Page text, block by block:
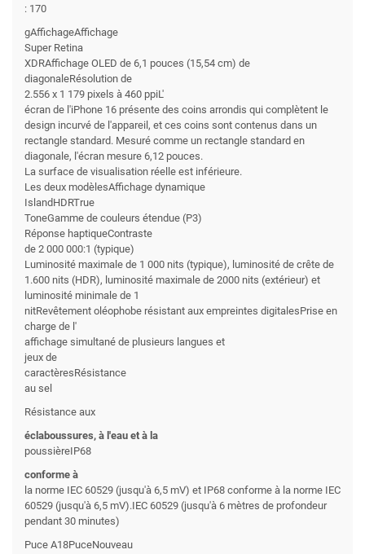
: 170
gAffichageAffichage
Super Retina
XDRAffichage OLED de 6,1 pouces (15,54 cm) de
diagonaleRésolution de
2.556 x 1 179 pixels à 460 ppiL'
écran de l'iPhone 16 présente des coins arrondis qui complètent le
design incurvé de l'appareil, et ces coins sont contenus dans un
rectangle standard. Mesuré comme un rectangle standard en
diagonale, l'écran mesure 6,12 pouces.
La surface de visualisation réelle est inférieure.
Les deux modèlesAffichage dynamique
IslandHDRTrue
ToneGamme de couleurs étendue (P3)
Réponse haptiqueContraste
de 2 000 000:1 (typique)
Luminosité maximale de 1 000 nits (typique), luminosité de crête de
1.600 nits (HDR), luminosité maximale de 2000 nits (extérieur) et
luminosité minimale de 1
nitRevêtement oléophobe résistant aux empreintes digitalesPrise en
charge de l'
affichage simultané de plusieurs langues et
jeux de
caractèresRésistance
au sel
Résistance aux
éclaboussures, à l'eau et à la
poussièreIP68
conforme à
la norme IEC 60529 (jusqu'à 6,5 mV) et IP68 conforme à la norme IEC
60529 (jusqu'à 6,5 mV).IEC 60529 (jusqu'à 6 mètres de profondeur
pendant 30 minutes)
Puce A18PuceNouveau